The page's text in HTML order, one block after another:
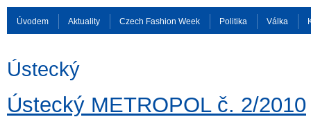
Úvodem Aktuality Czech Fashion Week Politika Válka
Rozhovory
Ústecký
Ústecký METROPOL č. 2/2010